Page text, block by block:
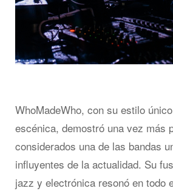
WhoMadeWho, con su estilo
escénica, demostró una vez más
considerados una de las bandas
influyentes de la actualidad. Su
jazz y electrónica resonó en todo